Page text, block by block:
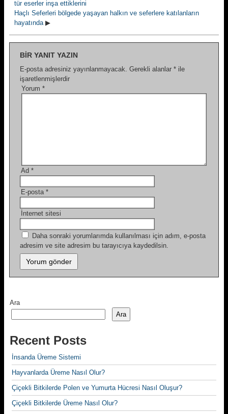
tür eserler inşa ettiklerini
Haçlı Seferleri bölgede yaşayan halkın ve seferlere katılanların
hayatında▶
BIR YANIT YAZIN
E-posta adresiniz yayınlanmayacak. Gerekli alanlar * ile
işaretlenmişlerdir
Yorum *
Ad *
E-posta *
İnternet sitesi
Daha sonraki yorumlarımda kullanılması için adım, e-posta
adresim ve site adresim bu tarayıcıya kaydedilsin.
Ara
Ara
Recent Posts
İnsanda Üreme Sistemi
Hayvanlarda Üreme Nasıl Olur?
Çiçekli Bitkilerde Polen ve Yumurta Hücresi Nasıl Oluşur?
Çiçekli Bitkilerde Üreme Nasıl Olur?